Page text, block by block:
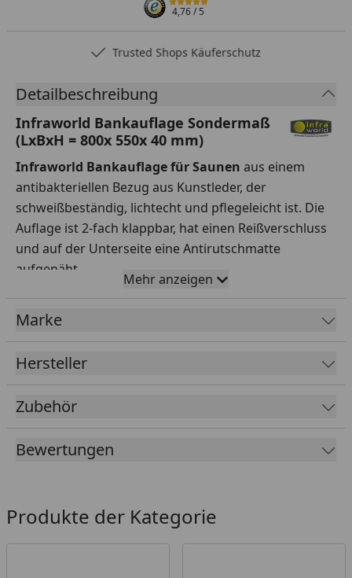
4,76/ 5
Trusted Shops Käuferschutz
Detailbeschreibung
Infraworld Bankauflage Sondermaß
(LxBxH = 800x 550x 40 mm)
Infraworld Bankauflage für Saunen aus einem
antibakteriellen Bezug aus Kunstleder, der
schweißbeständig, lichtecht und pflegeleicht ist. Die
Auflage ist 2-fach klappbar, hat einen Reißverschluss
und auf der Unterseite eine Antirutschmatte
aufgenäht.
Größe Sondermaß (LxBxH): 800 x 550 x 40 mm
Farbe: Beige, Schwarz
Mehr anzeigen
Marke
Hersteller
Zubehör
Bewertungen
Produkte der Kategorie